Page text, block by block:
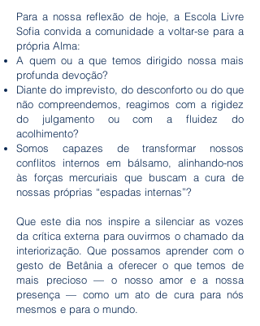
Para a nossa reflexão de hoje, a Escola Livre
Sofia convida a comunidade a voltar-se para a
própria Alma:
A quem ou a que temos dirigido nossa mais
profunda devoção?
Diante do imprevisto, do desconforto ou do que
não compreendemos, reagimos com a rigidez
do julgamento ou com a fluidez do
acolhimento?
Somos capazes de transformar nossos
conflitos internos em bálsamo, alinhando-nos
às forças mercuriais que buscam a cura de
nossas próprias “espadas internas”?
Que este dia nos inspire a silenciar as vozes
da crítica externa para ouvirmos o chamado da
interiorização. Que possamos aprender com o
gesto de Betânia a oferecer o que temos de
mais precioso — o nosso amor e a nossa
presença — como um ato de cura para nós
mesmos e para o mundo.